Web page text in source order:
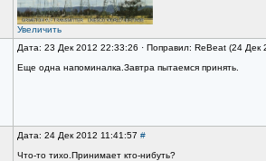
Увеличить
Дата: 23 Дек 2012 22:33:26 · Поправил: ReBeat (24 Дек
Еще одна напоминалка.Завтра пытаемся принять.
Дата: 24 Дек 2012 11:41:57 #
Что-то тихо.Принимает кто-нибуть?